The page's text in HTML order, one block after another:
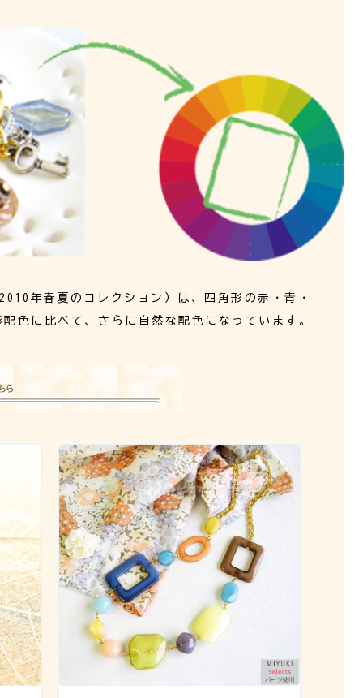
年春夏のコレクション）は、四角形の赤・青・
色に比べて、さらに自然な配色になっています。